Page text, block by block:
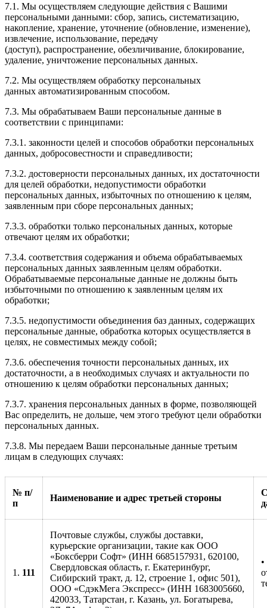
7.1. Мы осуществляем следующие действия с Вашими
персональными данными: сбор, запись, систематизацию,
накопление, хранение, уточнение (обновление, изменение),
извлечение, использование, передачу
(доступ), распространение, обезличивание, блокирование,
удаление, уничтожение персональных данных.
7.2. Мы осуществляем обработку персональных
данных автоматизированным способом.
7.3. Мы обрабатываем Ваши персональные данные в
соответствии с принципами:
7.3.1. законности целей и способов обработки персональных
данных, добросовестности и справедливости;
7.3.2. достоверности персональных данных, их достаточности
для целей обработки, недопустимости обработки
персональных данных, избыточных по отношению к целям,
заявленным при сборе персональных данных;
7.3.3. обработки только персональных данных, которые
отвечают целям их обработки;
7.3.4. соответствия содержания и объема обрабатываемых
персональных данных заявленным целям обработки.
Обрабатываемые персональные данные не должны быть
избыточными по отношению к заявленным целям их
обработки;
7.3.5. недопустимости объединения баз данных, содержащих
персональные данные, обработка которых осуществляется в
целях, не совместимых между собой;
7.3.6. обеспечения точности персональных данных, их
достаточности, а в необходимых случаях и актуальности по
отношению к целям обработки персональных данных;
7.3.7. хранения персональных данных в форме, позволяющей
Вас определить, не дольше, чем этого требуют цели обработки
персональных данных.
7.3.8. Мы передаем Ваши персональные данные третьим
лицам в следующих случаях:
№ п/
п
Наименование и адрес третьей стороны
1. 111
Почтовые службы, службы доставки,
курьерские организации, такие как ООО
«Боксберри Софт» (ИНН 6685157931, 620100,
Свердловская область, г. Екатеринбург,
Сибирский тракт, д. 12, строение 1, офис 501),
ООО «СдэкМега Экспресс» (ИНН 1683005660,
420033, Татарстан, г. Казань, ул. Богатырева,